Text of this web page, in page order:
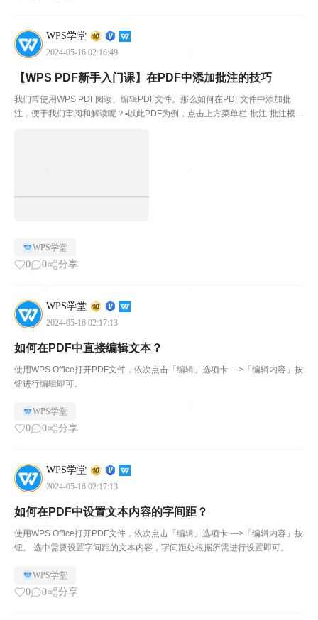
WPS学堂
2024-05-16 02:16:49
【WPS PDF新手入门课】在PDF中添加批注的技巧
我们常使用WPS PDF阅读、编辑PDF文件。那么如何在PDF文件中添加批
注，便于我们审阅和解读呢？▪以此PDF为例，点击上方菜单栏-批注-批注模
WPS学堂
0 0 分享
WPS学堂
2024-05-16 02:17:13
如何在PDF中直接编辑文本？
使用WPS Office打开PDF文件，依次点击「编辑」选项卡 --->「编辑内容」按
钮进行编辑即可。
WPS学堂
0 0 分享
WPS学堂
2024-05-16 02:17:13
如何在PDF中设置文本内容的字间距？
使用WPS Office打开PDF文件，依次点击「编辑」选项卡 --->「编辑内容」按
钮。 选中需要设置字间距的文本内容，字间距处根据所需进行设置即可。
WPS学堂
0 0 分享